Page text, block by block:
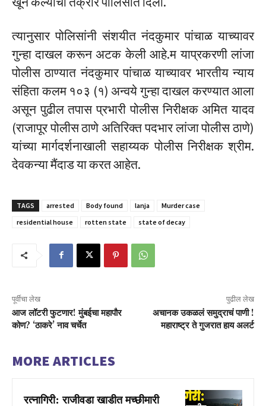
त्यानुसार पोलिसांनी संशयीत नंदकुमार पांचाळ याच्यावर
गुन्हा दाखल करून अटक केली आहे.म याप्रकरणी लांजा
पोलीस ठाण्यात नंदकुमार पांचाळ याच्यावर भारतीय न्याय
संहिता कलम १०३ (१) अन्वये गुन्हा दाखल करण्यात आला
असून पुढील तपास प्रभारी पोलीस निरीक्षक अमित यादव
(राजापूर पोलीस ठाणे अतिरिक्त पदभार लांजा पोलीस ठाणे)
यांच्या मार्गदर्शनाखाली सहाय्यक पोलीस निरीक्षक श्रीम.
देवकन्या मैंदाड या करत आहेत.
TAGS arrested Body found lanja
Murder case
residential house
rotten state state of decay
पूर्वीचा लेख
आज लॉटरी फुटणार! मुंबईचा महापौर
कोण? ‘ठाकरे’ नाव चर्चेत
पुढील लेख
अचानक उकळलं समुद्राचं पाणी !
महाराष्ट्र ते गुजरात हाय अलर्ट
MORE ARTICLES
रत्नागिरी: राजीवडा खाडीत मच्छीमारी